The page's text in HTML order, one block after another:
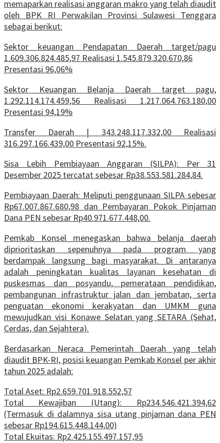
memaparkan realisasi anggaran makro yang telah diaudit
oleh BPK RI Perwakilan Provinsi Sulawesi Tenggara
sebagai berikut:
Sektor keuangan Pendapatan Daerah target/pagu
1.609.306.824.485,97 Realisasi 1.545.879.320.670,86
Presentasi 96,06%
Sektor Keuangan Belanja Daerah target pagu,
1.292.114.174.459,56 Realisasi 1.217.064.763.180,00
Presentasi 94,19%
Transfer Daerah | 343.248.117.332,00 Realisasi
316.297.166.439,00 Presentasi 92,15%.
Sisa Lebih Pembiayaan Anggaran (SILPA): Per 31
Desember 2025 tercatat sebesar Rp38.553.581.284,84.
Pembiayaan Daerah: Meliputi penggunaan SILPA sebesar
Rp67.007.867.680,98 dan Pembayaran Pokok Pinjaman
Dana PEN sebesar Rp40.971.677.448,00.
Pemkab Konsel menegaskan bahwa belanja daerah
diprioritaskan sepenuhnya pada program yang
berdampak langsung bagi masyarakat. Di antaranya
adalah peningkatan kualitas layanan kesehatan di
puskesmas dan posyandu, pemerataan pendidikan,
pembangunan infrastruktur jalan dan jembatan, serta
penguatan ekonomi kerakyatan dan UMKM guna
mewujudkan visi Konawe Selatan yang SETARA (Sehat,
Cerdas, dan Sejahtera).
Berdasarkan Neraca Pemerintah Daerah yang telah
diaudit BPK-RI, posisi keuangan Pemkab Konsel per akhir
tahun 2025 adalah:
Total Aset: Rp2.659.701.918.552,57
Total Kewajiban (Utang): Rp234.546.421.394,62
(Termasuk di dalamnya sisa utang pinjaman dana PEN
sebesar Rp194.615.448.144,00)
Total Ekuitas: Rp2.425.155.497.157,95